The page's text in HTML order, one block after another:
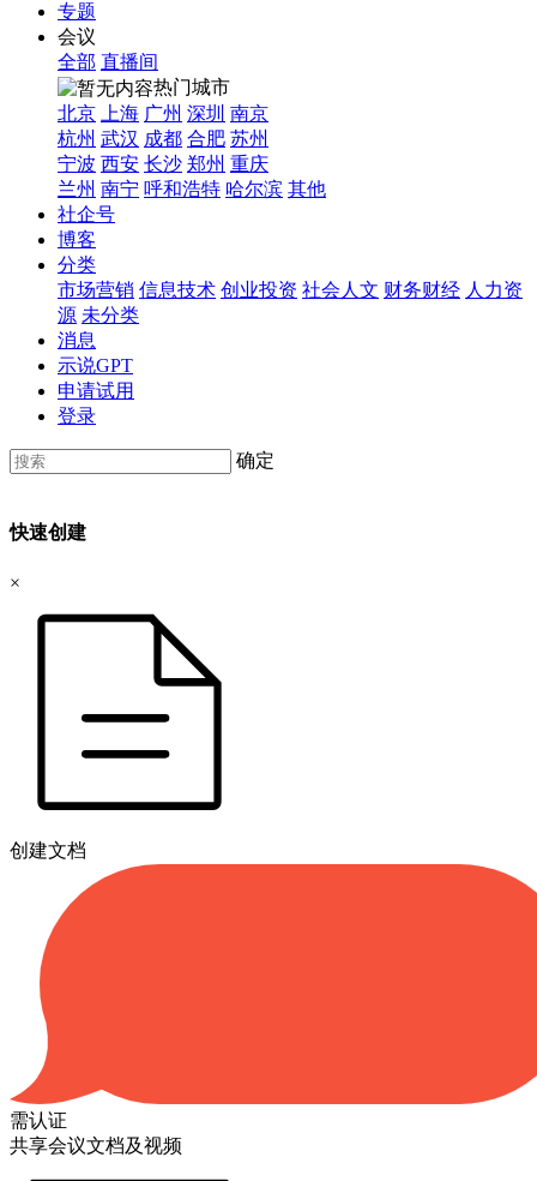
专题
会议
全部 直播间
热门城市
北京
上海 广州 深圳 南京
杭州 武汉 成都 合肥 苏州
宁波 西安 长沙 郑州 重庆
兰州 南宁 呼和浩特 哈尔滨 其他
社企号
博客
分类
市场营销 信息技术 创业投资 社会人文 财务财经 人力资
源 未分类
消息
示说GPT
申请试用
登录
确定
快速创建
×
创建文档
需认证
共享会议文档及视频